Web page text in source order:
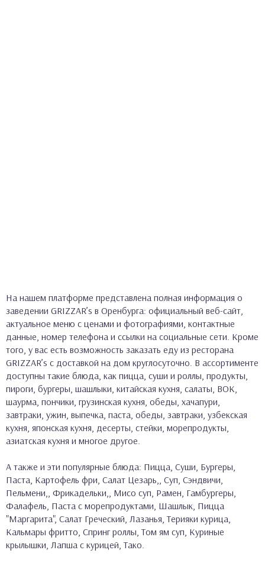
На нашем платформе представлена полная информация о
заведении GRIZZAR’s в Оренбурга: официальный веб-сайт,
актуальное меню с ценами и фотографиями, контактные
данные, номер телефона и ссылки на социальные сети. Кроме
того, у вас есть возможность заказать еду из ресторана
GRIZZAR’s с доставкой на дом круглосуточно. В ассортименте
доступны такие блюда, как пицца, суши и роллы, продукты,
пироги, бургеры, шашлыки, китайская кухня, салаты, ВОК,
шаурма, пончики, грузинская кухня, обеды, хачапури,
завтраки, ужин, выпечка, паста, обеды, завтраки, узбекская
кухня, японская кухня, десерты, стейки, морепродукты,
азиатская кухня и многое другое.
А также и эти популярные блюда: Пицца, Суши, Бургеры,
Паста, Картофель фри, Салат Цезарь,, Суп, Сэндвичи,
Пельмени,, Фрикадельки,, Мисо суп, Рамен, Гамбургеры,
Фалафель, Паста с морепродуктами, Шашлык, Пицца
"Маргарита", Салат Греческий, Лазанья, Терияки курица,
Кальмары фритто, Спринг роллы, Том ям суп, Куриные
крылышки, Лапша с курицей, Тако.